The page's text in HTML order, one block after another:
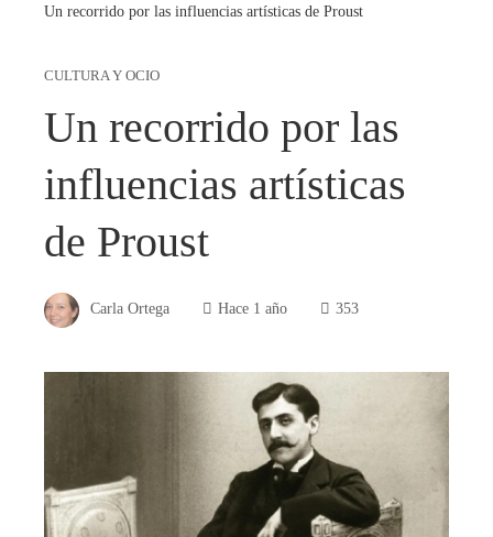
Un recorrido por las influencias artísticas de Proust
CULTURA Y OCIO
Un recorrido por las
influencias artísticas
de Proust
Carla Ortega Hace 1 año 353